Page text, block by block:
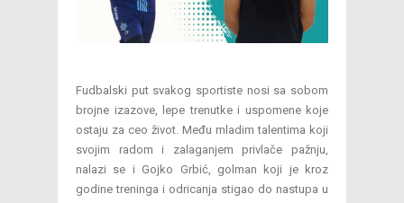
Fudbalski put svakog sportiste nosi sa sobom
brojne izazove, lepe trenutke i uspomene koje
ostaju za ceo život. Među mladim talentima koji
svojim radom i zalaganjem privlače pažnju,
nalazi se i Gojko Grbić, golman koji je kroz
godine treninga i odricanja stigao do nastupa u